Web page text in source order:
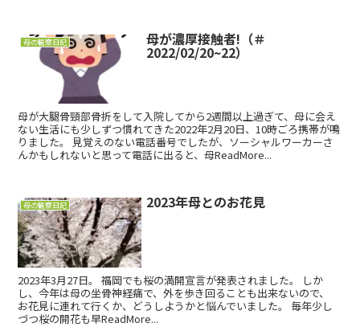
母の観察日記 母が濃厚接触者!（＃
2022/02/20~22）
母が大腿骨頸部骨折をして入院してから2週間以上過ぎて、母に会え
ない生活にも少しずつ慣れてきた2022年2月20日、10時ごろ携帯が鳴
りました。 見覚えのない電話番号でしたが、ソーシャルワーカーさ
んかもしれないと思って電話に出ると、母ReadMore...
母の観察日記 2023年母とのお花見
2023年3月27日。 福岡でも桜の満開宣言が発表されました。 しか
し、今年は母の坐骨神経痛で、外を歩き回ることも出来ないので、
お花見に連れて行くか、どうしようかと悩んでいました。 毎年少し
づつ桜の開花も早ReadMore...